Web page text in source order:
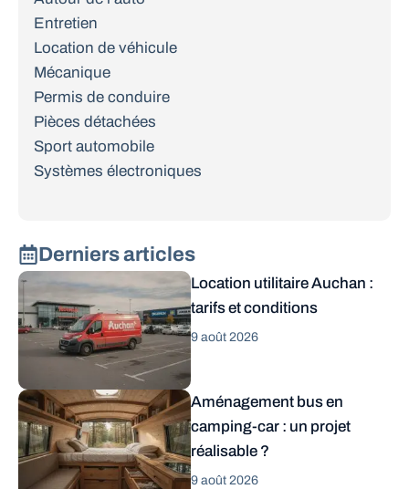
Entretien
Location de véhicule
Mécanique
Permis de conduire
Pièces détachées
Sport automobile
Systèmes électroniques
Derniers articles
Location utilitaire Auchan :
tarifs et conditions
9 août 2026
Aménagement bus en
camping-car : un projet
réalisable ?
9 août 2026